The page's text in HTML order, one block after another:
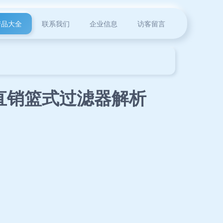
大全 联系我们 企业信息 访客留言
篮式过滤器解析